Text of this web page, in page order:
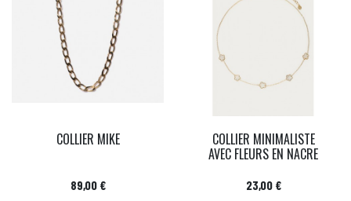
COLLIER MIKE
Prix
89,00 €
COLLIER MINIMALISTE
AVEC FLEURS EN NACRE
Prix
23,00 €